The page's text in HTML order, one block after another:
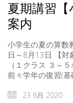
夏期講習
案内
小学生の夏の算
日～8月13日 【
（１クラス ３～
前々学年の復習(基
23 6月 2020